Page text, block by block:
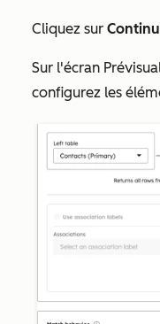
Cliquez sur
Sur l'écran
configurez les